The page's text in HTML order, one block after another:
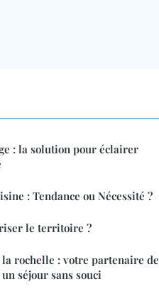
: la solution pour éclairer
: Tendance ou Nécessité ?
le territoire ?
rochelle : votre partenaire de
séjour sans souci